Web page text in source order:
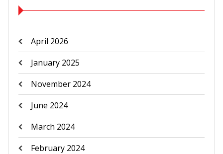
April 2026
January 2025
November 2024
June 2024
March 2024
February 2024